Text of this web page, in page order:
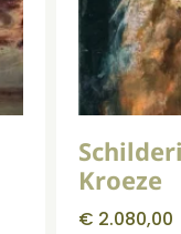
Kroeze
€ 2.080,00